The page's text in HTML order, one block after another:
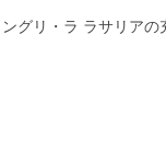
グリ・ラ ラサリアの